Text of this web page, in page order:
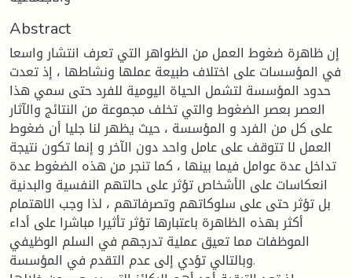
Abstract
إن ظاهرة ضغوط العمل من الظواهر التي تعرف انتشار واسعا
في المؤسسات على اختلاف طبيعة عملها ونشاطها ، إذ تعدت
حدود المؤسسة لتشمل الحياة اليومية للفرد حتى سمي هذا
العصر بعصر الضغوط والتي تخلف مجموعة من النتائج والآثار
على كل من الفرد و المؤسسة ، حيث يظهر لنا جليا أن ضغوط
العمل لا تتوقف على عامل واحد دون الآخر و إنما تكون نتيجة
تداخل عدة عوامل فيما بينها ، كما تنجر من هذه الضغوط عدة
انعكاسات على الأشخاص تؤثر على حالتهم النفسية والبدنية
بل تؤثر حتى على سلوكاتهم وتصرفاتهم ، لذا وجب الاهتمام
أكثر بهذه الظاهرة باعتبارها تؤثر تأثيرا مباشرا على أداء
الموظفات مما تعيق عملية تدرجهم في السلم الوظيفي
وبالتالي تؤدي إلى عدم التقدم في المؤسسة.